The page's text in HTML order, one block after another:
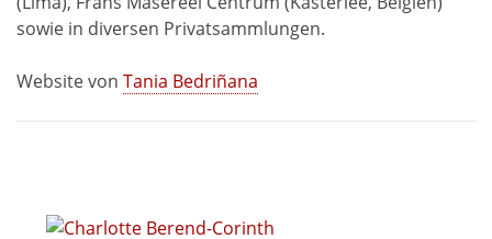
sowie in diversen Privatsammlungen.
Website von Tania Bedriñana